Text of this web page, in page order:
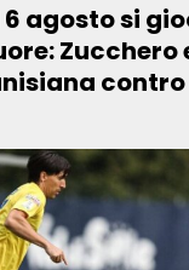
agosto si
Zucchero